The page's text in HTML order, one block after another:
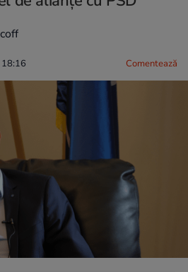
Comentează